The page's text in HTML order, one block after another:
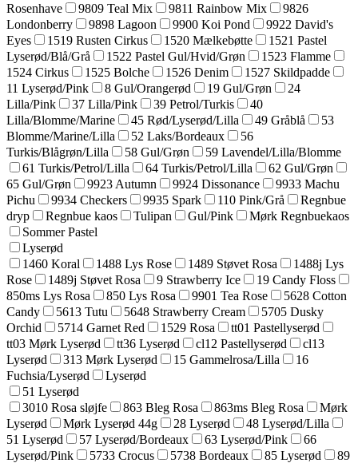
Rosenhave
9809 Teal Mix 9811 Rainbow Mix
9826
Londonberry
9898 Lagoon 9900 Koi Pond
9922 David's
Eyes
1519 Rusten Cirkus 1520 Mælkebøtte
1521 Pastel
Lyserød/Blå/Grå
1522 Pastel Gul/Hvid/Grøn
1523 Flamme
1524 Cirkus
1525 Bolche 1526 Denim
1527 Skildpadde
11 Lyserød/Pink
8 Gul/Orangerød 19 Gul/Grøn
24
Lilla/Pink
37 Lilla/Pink 39 Petrol/Turkis
40
Lilla/Blomme/Marine
45 Rød/Lyserød/Lilla 49 Gråblå
53
Blomme/Marine/Lilla
52 Laks/Bordeaux
56
Turkis/Blågrøn/Lilla
58 Gul/Grøn
59 Lavendel/Lilla/Blomme
61 Turkis/Petrol/Lilla
64 Turkis/Petrol/Lilla
62 Gul/Grøn
65 Gul/Grøn
9923 Autumn 9924 Dissonance
9933 Machu
Pichu
9934 Checkers 9935 Spark 110 Pink/Grå
Regnbue
dryp
Regnbue kaos Tulipan Gul/Pink
Mørk Regnbuekaos
Sommer Pastel
Lyserød
1460 Koral
1488 Lys Rose 1489 Støvet Rosa
1488j Lys
Rose
1489j Støvet Rosa 9 Strawberry Ice
19 Candy Floss
850ms Lys Rosa
850 Lys Rosa 9901 Tea Rose
5628 Cotton
Candy
5613 Tutu 5648 Strawberry Cream
5705 Dusky
Orchid
5714 Garnet Red 1529 Rosa
tt01 Pastellyserød
tt03 Mørk Lyserød
tt36 Lyserød cl12 Pastellyserød
cl13
Lyserød
313 Mørk Lyserød 15 Gammelrosa/Lilla
16
Fuchsia/Lyserød
Lyserød
51 Lyserød
3010 Rosa sløjfe
863 Bleg Rosa 863ms Bleg Rosa
Mørk
Lyserød
Mørk Lyserød 44g 28 Lyserød
48 Lyserød/Lilla
51 Lyserød
57 Lyserød/Bordeaux 63 Lyserød/Pink
66
Lyserød/Pink
5733 Crocus 5738 Bordeaux 85 Lyserød
89